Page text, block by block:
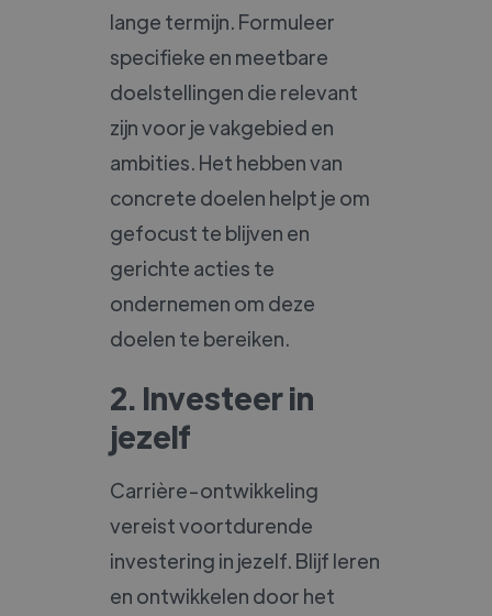
lange termijn. Formuleer
specifieke en meetbare
doelstellingen die relevant
zijn voor je vakgebied en
ambities. Het hebben van
concrete doelen helpt je om
gefocust te blijven en
gerichte acties te
ondernemen om deze
doelen te bereiken.
2. Investeer in
jezelf
Carrière-ontwikkeling
vereist voortdurende
investering in jezelf. Blijf leren
en ontwikkelen door het